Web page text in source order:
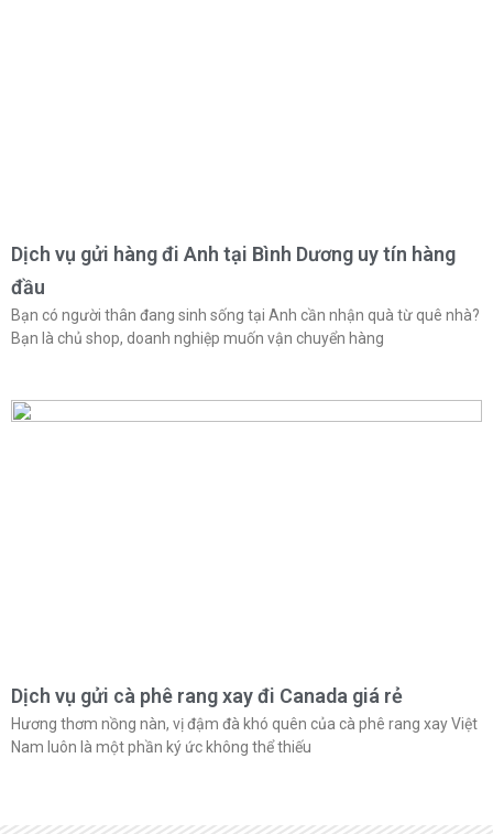
Dịch vụ gửi hàng đi Anh tại Bình Dương uy tín hàng
đầu
Bạn có người thân đang sinh sống tại Anh cần nhận quà từ quê nhà?
Bạn là chủ shop, doanh nghiệp muốn vận chuyển hàng
Dịch vụ gửi cà phê rang xay đi Canada giá rẻ
Hương thơm nồng nàn, vị đậm đà khó quên của cà phê rang xay Việt
Nam luôn là một phần ký ức không thể thiếu